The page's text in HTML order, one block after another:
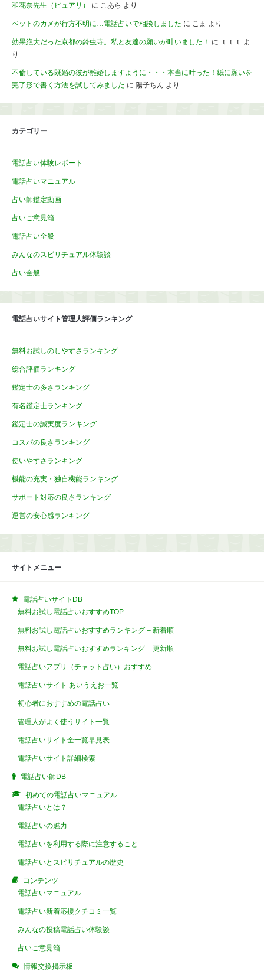
和花奈先生（ピュアリ） に こあら より
ペットのカメが行方不明に…電話占いで相談しました に こま より
効果絶大だった京都の鈴虫寺。私と友達の願いが叶いました！ に ｔｔｔ
よ
り
不倫している既婚の彼が離婚しますように・・・本当に叶った！紙に願いを
完了形で書く方法を試してみました に 陽子ちん より
カテゴリー
電話占い体験レポート
電話占いマニュアル
占い師鑑定動画
占いご意見箱
電話占い全般
みんなのスピリチュアル体験談
占い全般
電話占いサイト管理人評価ランキング
無料お試しのしやすさランキング
総合評価ランキング
鑑定士の多さランキング
有名鑑定士ランキング
鑑定士の誠実度ランキング
コスパの良さランキング
使いやすさランキング
機能の充実・独自機能ランキング
サポート対応の良さランキング
運営の安心感ランキング
サイトメニュー
電話占いサイトDB
無料お試し電話占いおすすめTOP
無料お試し電話占いおすすめランキング – 新着順
無料お試し電話占いおすすめランキング – 更新順
電話占いアプリ（チャット占い）おすすめ
電話占いサイト あいうえお一覧
初心者におすすめの電話占い
管理人がよく使うサイト一覧
電話占いサイト全一覧早見表
電話占いサイト詳細検索
電話占い師DB
初めての電話占いマニュアル
電話占いとは？
電話占いの魅力
電話占いを利用する際に注意すること
電話占いとスピリチュアルの歴史
コンテンツ
電話占いマニュアル
電話占い新着応援クチコミ一覧
みんなの投稿電話占い体験談
占いご意見箱
情報交換掲示板